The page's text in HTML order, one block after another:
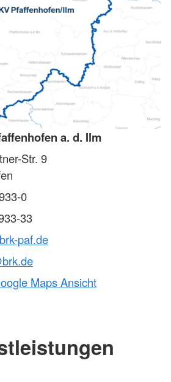
a. d. Ilm
Str. 9
0
33
paf.de
Maps Ansicht